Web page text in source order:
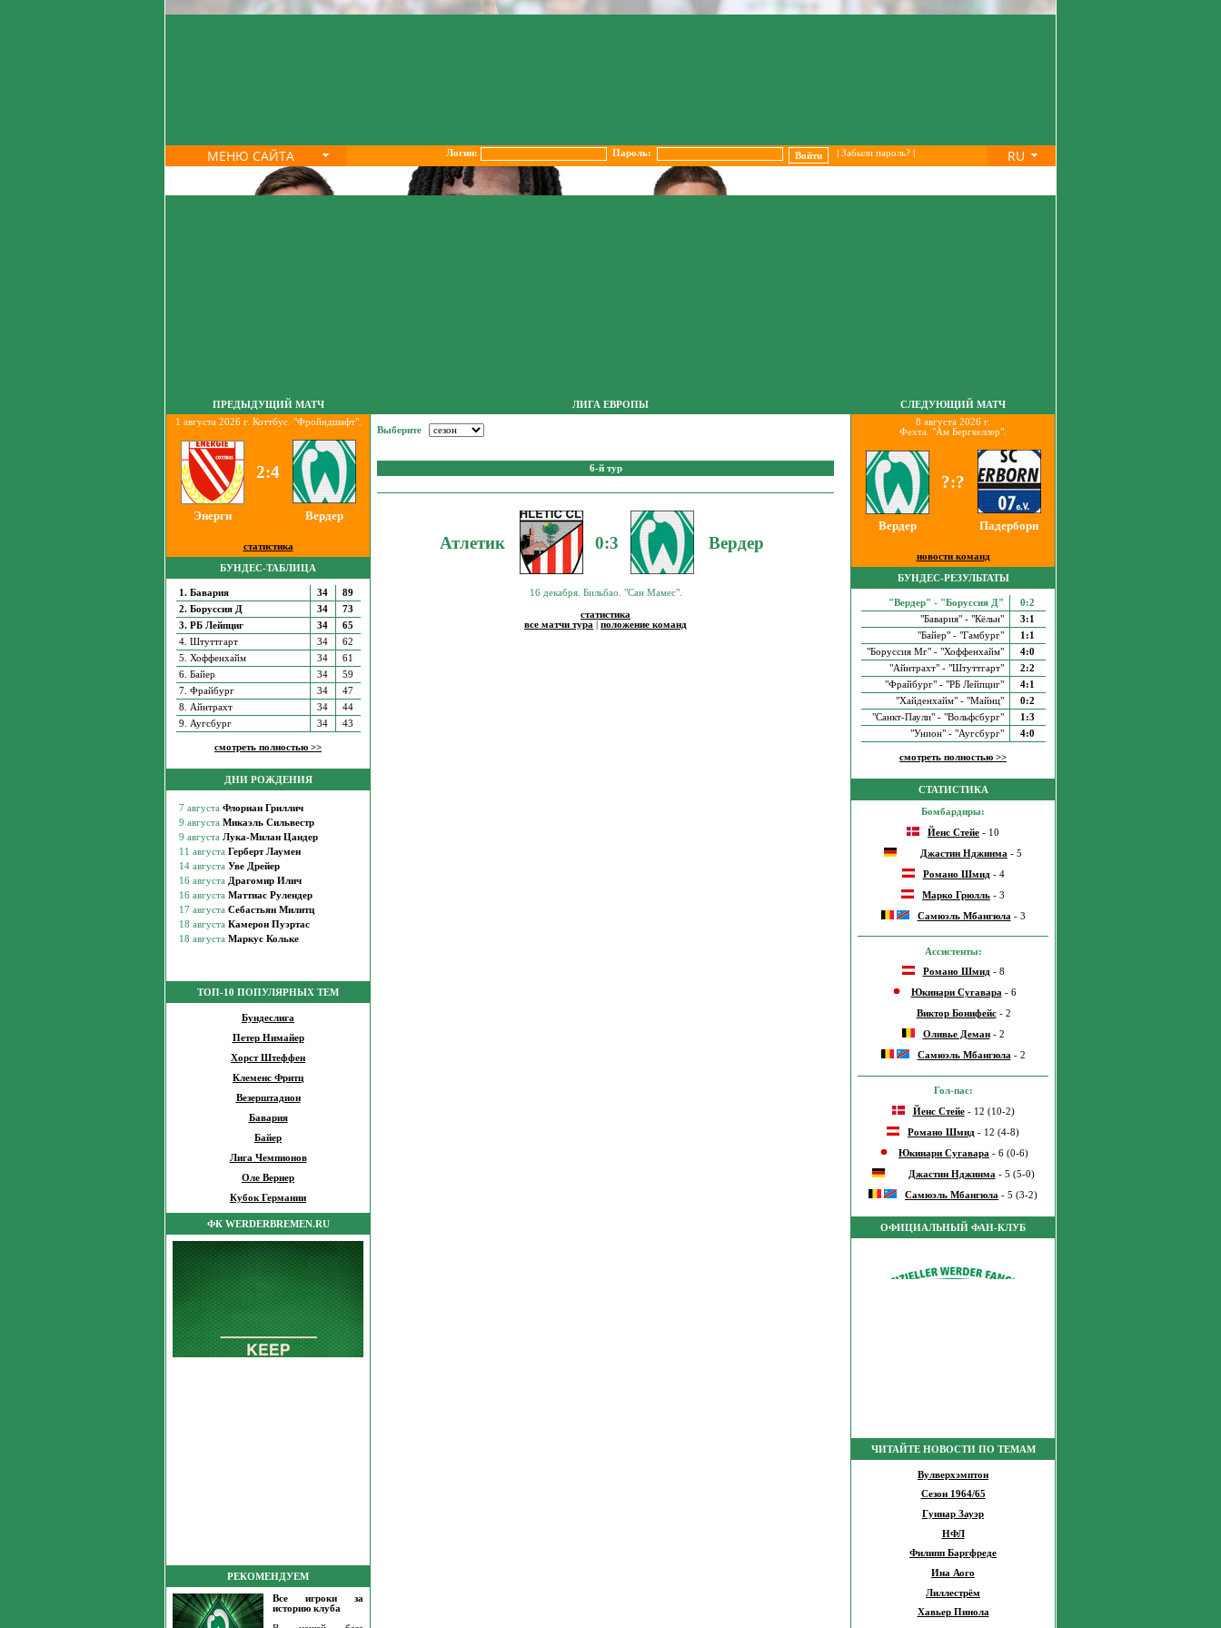
МЕНЮ САЙТА Логин: Пароль: Забыли пароль?| RU
ПРЕДЫДУЩИЙ МАТЧ
1 августа 2026 г. Коттбус. "Фройндшафт".
2:4
Энерги Вердер
статистика
БУНДЕС-ТАБЛИЦА
1. Бавария 34
89
2. Боруссия Д
34
73
3. РБ Лейпциг
34
65
4. Штуттгарт
34
62
5. Хоффенхайм
34
61
6. Байер
34
59
7. Фрайбург
34
47
8. Айнтрахт
34
44
9. Аугсбург
34 43
смотреть полностью >>
ДНИ РОЖДЕНИЯ
ТОП-10 ПОПУЛЯРНЫХ ТЕМ
Бундеслига
Петер Нимайер
Хорст Штеффен
Клеменс Фритц
Везерштадион
Бавария
Байер
Лига Чемпионов
Оле Вернер
Кубок Германии
ФК WERDERBREMEN.RU
РЕКОМЕНДУЕМ
Все игроки за
историю клуба
ЛИГА ЕВРОПЫ
Выберите
6-й тур
Атлетик 0:3 Вердер
16 декабря. Бильбао. "Сан Мамес".
статистика
все матчи тура
положение команд
СЛЕДУЮЩИЙ МАТЧ
8 августа 2026 г.
Фехта. "Ам Бергкеллер".
?:?
Вердер Падерборн
новости команд
БУНДЕС-РЕЗУЛЬТАТЫ
"Вердер" - "Боруссия Д"
0:2
"Бавария" - "Кёльн"
3:1
"Байер" - "Гамбург"
1:1
"Боруссия Мг" - "Хоффенхайм"
4:0
"Айнтрахт" - "Штуттгарт"
2:2
"Фрайбург" - "РБ Лейпциг"
4:1
"Хайденхайм" - "Майнц"
0:2
"Санкт-Паули" - "Вольфсбург"
1:3
"Унион" - "Аугсбург"
4:0
смотреть полностью >>
СТАТИСТИКА
Бомбардиры:
Йенс Стейе - 10
Джастин Нджинма - 5
Романо Шмид- 4
Марко Грюлль - 3
Самюэль Мбангюла - 3
Ассистенты:
Романо Шмид- 8
Юкинари Сугавара- 6
Виктор Бонифейс- 2
Оливье Деман- 2
Самюэль Мбангюла- 2
Гол-пас:
Йенс Стейе- 12 (10-2)
Романо Шмид - 12 (4-8)
Юкинари Сугавара - 6 (0-6)
Джастин Нджинма - 5 (5-0)
Самюэль Мбангюла - 5 (3-2)
ОФИЦИАЛЬНЫЙ ФАН-КЛУБ
ЧИТАЙТЕ НОВОСТИ ПО ТЕМАМ
Вулверхэмптон
Сезон 1964/65
Гуннар Зауэр
НФЛ
Филипп Баргфреде
Ина Аого
Лиллестрём
Хавьер Пинола